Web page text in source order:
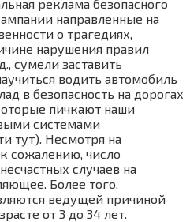
реклама безопасного
направленные на
о трагедиях,
нарушения правил
сумели заставить
водить автомобиль
в безопасность на дорогах
пичкают наши
системами
тут). Несмотря на
сожалению, число
случаев на
Более того,
ведущей причиной
от 3 до 34 лет.